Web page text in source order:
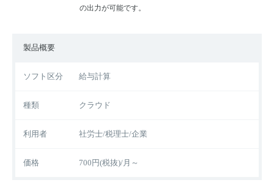
の出力が可能です。
製品概要
ソフト区分 給与計算
種類 クラウド
利用者 社労士/税理士/企業
価格 700円(税抜)/月～